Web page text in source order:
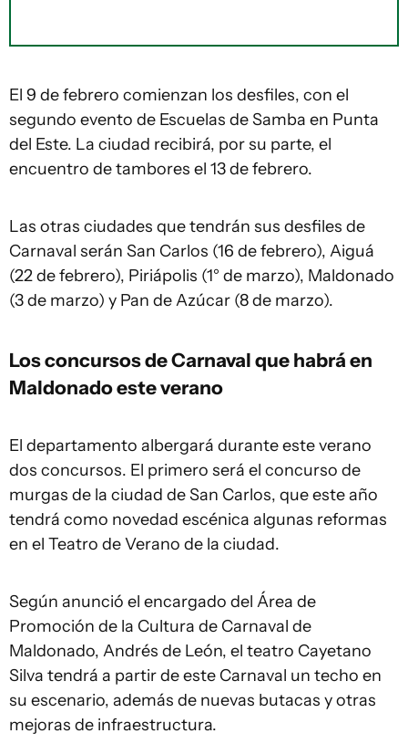
El 9 de febrero comienzan los desfiles, con el
segundo evento de Escuelas de Samba en Punta
del Este. La ciudad recibirá, por su parte, el
encuentro de tambores el 13 de febrero.
Las otras ciudades que tendrán sus desfiles de
Carnaval serán San Carlos (16 de febrero), Aiguá
(22 de febrero), Piriápolis (1° de marzo), Maldonado
(3 de marzo) y Pan de Azúcar (8 de marzo).
Los concursos de Carnaval que habrá en
Maldonado este verano
El departamento albergará durante este verano
dos concursos. El primero será el concurso de
murgas de la ciudad de San Carlos, que este año
tendrá como novedad escénica algunas reformas
en el Teatro de Verano de la ciudad.
Según anunció el encargado del Área de
Promoción de la Cultura de Carnaval de
Maldonado, Andrés de León, el teatro Cayetano
Silva tendrá a partir de este Carnaval un techo en
su escenario, además de nuevas butacas y otras
mejoras de infraestructura.